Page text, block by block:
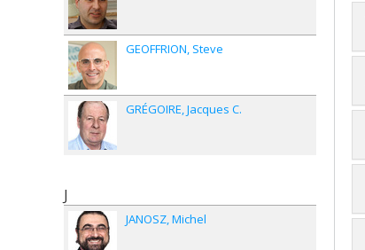
GEOFFRION Steve
GRÉGOIRE Jacques C.
J
JANOSZ Michel